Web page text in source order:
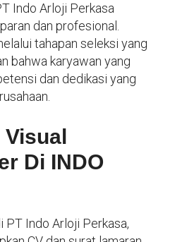
Indo Arloji Perkasa
dan profesional.
tahapan seleksi yang
bahwa karyawan yang
dan dedikasi yang
Di INDO
PT Indo Arloji Perkasa,